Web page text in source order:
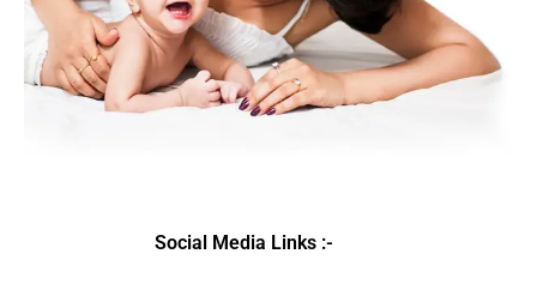
Social Media Links :-